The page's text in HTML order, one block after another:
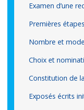
Examen d’une
Premières
Nombre et
Choix et
Constitution de
Exposés écrits